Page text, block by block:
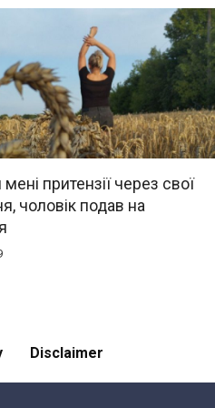
притензії через свої
чоловік подав на
Disclaimer